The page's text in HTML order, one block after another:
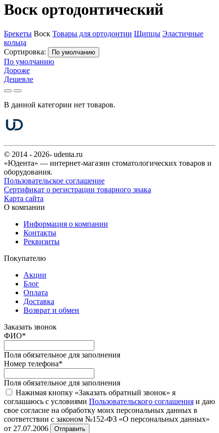
Воск ортодонтический
Брекеты Воск Товары для ортодонтии Щипцы Эластичные
кольца
Сортировка:
По умолчанию
По умолчанию
Дороже
Дешевле
В данной категории нет товаров.
© 2014 - 2026- udenta.ru
«Юдента» — интернет-магазин стоматологических товаров и
оборудования.
Пользовательское соглашение
Сертификат о регистрации товарного знака
Карта сайта
О компании
Информация о компании
Контакты
Реквизиты
Покупателю
Акции
Блог
Оплата
Доставка
Возврат и обмен
Заказать звонок
ФИО*
Поля обязательное для заполнения
Номер телефона*
Поля обязательное для заполнения
Нажимая кнопку «Заказать обратный звонок» я
соглашаюсь с условиями Пользовательского соглашения и даю
свое согласие на обработку моих персональных данных в
соответствии с законом №152-ФЗ «О персональных данных»
от 27.07.2006
Отправить